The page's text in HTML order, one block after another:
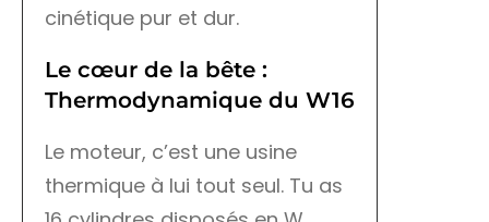
cinétique pur et dur.
Le cœur de la bête :
Thermodynamique du W16
Le moteur, c’est une usine
thermique à lui tout seul. Tu as